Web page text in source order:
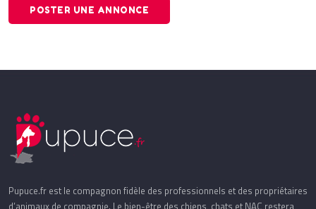
POSTER UNE ANNONCE
Pupuce.fr est le compagnon fidèle des professionnels et des propriétaires
d’animaux de compagnie. Le bien-être des chiens, chats et NAC restera